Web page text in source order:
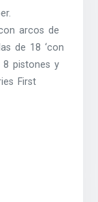
arcos de
de 18 ‘con
8 pistones y
First